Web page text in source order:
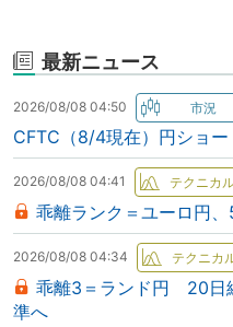
最新ニュース
2026/08/08 04:50
CFTC（8/4現在）円ショ
2026/08/08 04:41
乖離ランク＝ユーロ円
2026/08/08 04:34
乖離3＝ランド円 20日
準へ